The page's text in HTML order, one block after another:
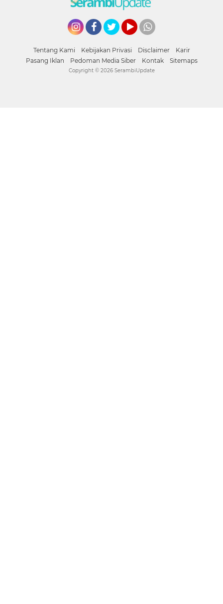
Tentang Kami Kebijakan Privasi Disclaimer
Karir
Pasang Iklan
Pedoman Media Siber Kontak Sitemaps
Copyright © 2026 SerambiUpdate